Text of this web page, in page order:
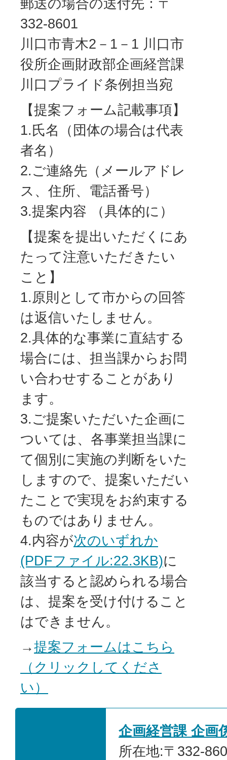
郵送の場合の送付先：〒
332-8601
川口市青木2－1－1 川口市
役所企画財政部企画経営課
川口プライド条例担当宛
【提案フォーム記載事項】
1.氏名（団体の場合は代表
者名）
2.ご連絡先（メールアドレ
ス、住所、電話番号）
3.提案内容 （具体的に）
【提案を提出いただくにあ
たって注意いただきたい
こと】
1.原則として市からの回答
は返信いたしません。
2.具体的な事業に直結する
場合には、担当課からお問
い合わせすることがあり
ます。
3.ご提案いただいた企画に
ついては、各事業担当課に
て個別に実施の判断をいた
しますので、提案いただい
たことで実現をお約束する
ものではありません。
4.内容が次のいずれか
(PDFファイル:22.3KB)に
該当すると認められる場合
は、提案を受け付けること
はできません。
→提案フォームはこちら
（クリックしてくださ
い）
企画経営課 企画
所在地:〒332-